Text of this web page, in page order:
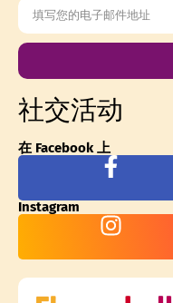
社交活动
在 Facebook 上
Instagram